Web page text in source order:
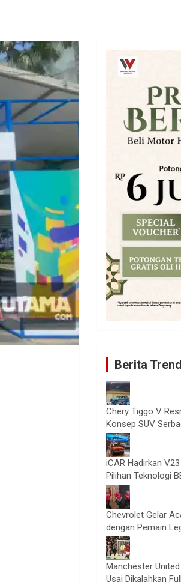
Berita
Chery Tiggo V
Konsep SUV
iCAR Hadirkan
Pilihan Teknologi
Chevrolet Gelar
dengan Pemain
Manchester
Usai Dikalahkan